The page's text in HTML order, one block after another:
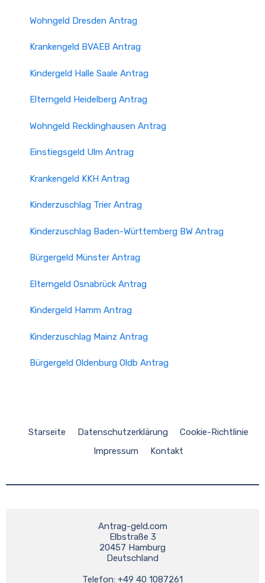
Wohngeld Dresden Antrag
Krankengeld BVAEB Antrag
Kindergeld Halle Saale Antrag
Elterngeld Heidelberg Antrag
Wohngeld Recklinghausen Antrag
Einstiegsgeld Ulm Antrag
Krankengeld KKH Antrag
Kinderzuschlag Trier Antrag
Kinderzuschlag Baden-Württemberg BW Antrag
Bürgergeld Münster Antrag
Elterngeld Osnabrück Antrag
Kindergeld Hamm Antrag
Kinderzuschlag Mainz Antrag
Bürgergeld Oldenburg Oldb Antrag
Starseite Datenschutzerklärung
Cookie-Richtlinie
Impressum
Kontakt
Antrag-geld.com
Elbstraße 3
20457 Hamburg
Deutschland
Telefon: +49 40 1087261